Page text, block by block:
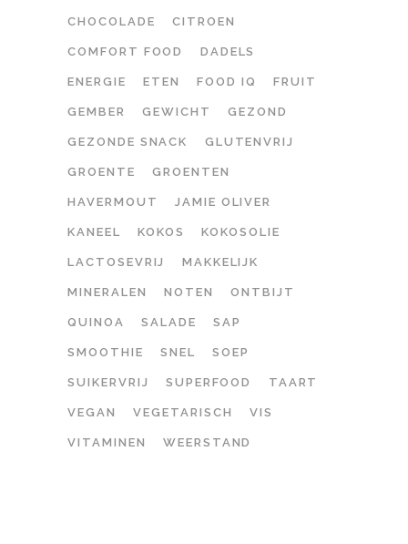
CHOCOLADE CITROEN
COMFORT FOOD DADELS
ENERGIE ETEN FOOD IQ FRUIT
GEMBER GEWICHT GEZOND
GEZONDE SNACK GLUTENVRIJ
GROENTE GROENTEN
HAVERMOUT JAMIE OLIVER
KANEEL KOKOS KOKOSOLIE
LACTOSEVRIJ MAKKELIJK
MINERALEN NOTEN ONTBIJT
QUINOA SALADE SAP
SMOOTHIE SNEL SOEP
SUIKERVRIJ SUPERFOOD TAART
VEGAN VEGETARISCH VIS
VITAMINEN WEERSTAND